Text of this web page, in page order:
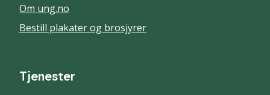
Om ung.no
Bestill plakater og brosjyrer
Tjenester